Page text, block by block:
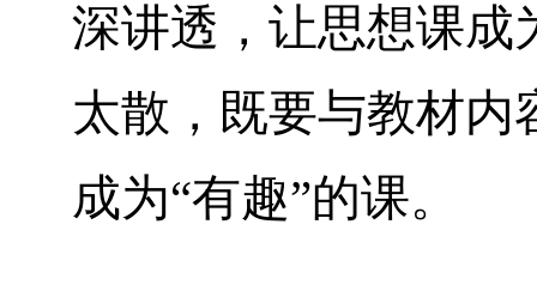
深讲透，让思想课成
太散，既要与教材内
成为“有趣”的课。